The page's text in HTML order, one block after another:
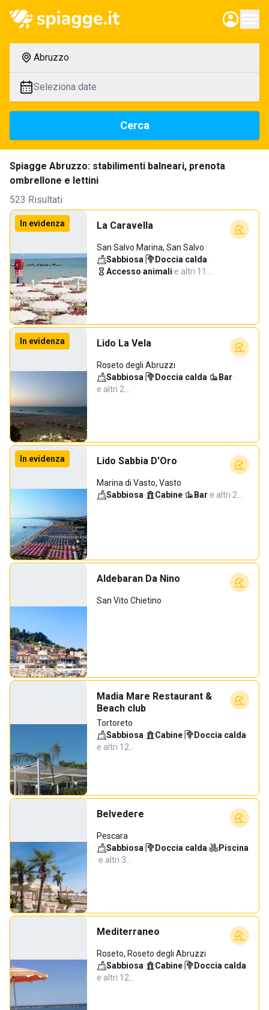
Abruzzo
Seleziona date
Cerca
Spiagge Abruzzo: stabilimenti balneari, prenota
ombrellone e lettini
523 Risultati
In evidenza La Caravella
San Salvo Marina, San Salvo
Sabbiosa· Doccia calda·
Accesso animali·e altri 11…
In evidenza Lido La Vela
Roseto degli Abruzzi
Sabbiosa· Doccia calda· Bar·
e altri 2…
In evidenza Lido Sabbia D'Oro
Marina di Vasto, Vasto
Sabbiosa· Cabine· Bar·e altri 2…
Aldebaran Da Nino
San Vito Chietino
Madia Mare Restaurant &
Beach club
Tortoreto
Sabbiosa· Cabine· Doccia calda·
e altri 12…
Belvedere
Pescara
Sabbiosa· Doccia calda·
Piscina
·e altri 3…
Mediterraneo
Roseto, Roseto degli Abruzzi
Sabbiosa· Cabine· Doccia calda·
e altri 12…